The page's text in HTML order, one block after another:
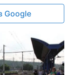
Google